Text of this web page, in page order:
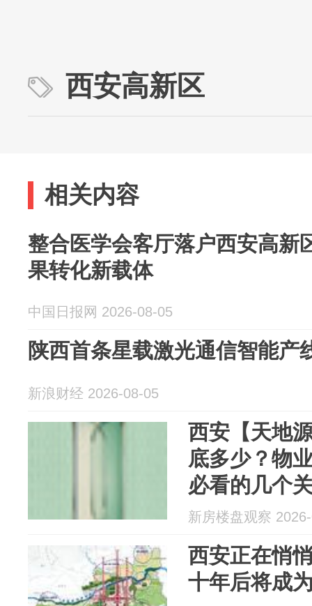
西安高新区
相关内容
整合医学会客厅落户西安高新
果转化新载体
中国日报网 2026-08-05
陕西首条星载激光通信智能产
新浪财经 2026-08-05
西安【天地
底多少？物
必看的几个
新房楼盘观察
西安正在悄
十年后将成